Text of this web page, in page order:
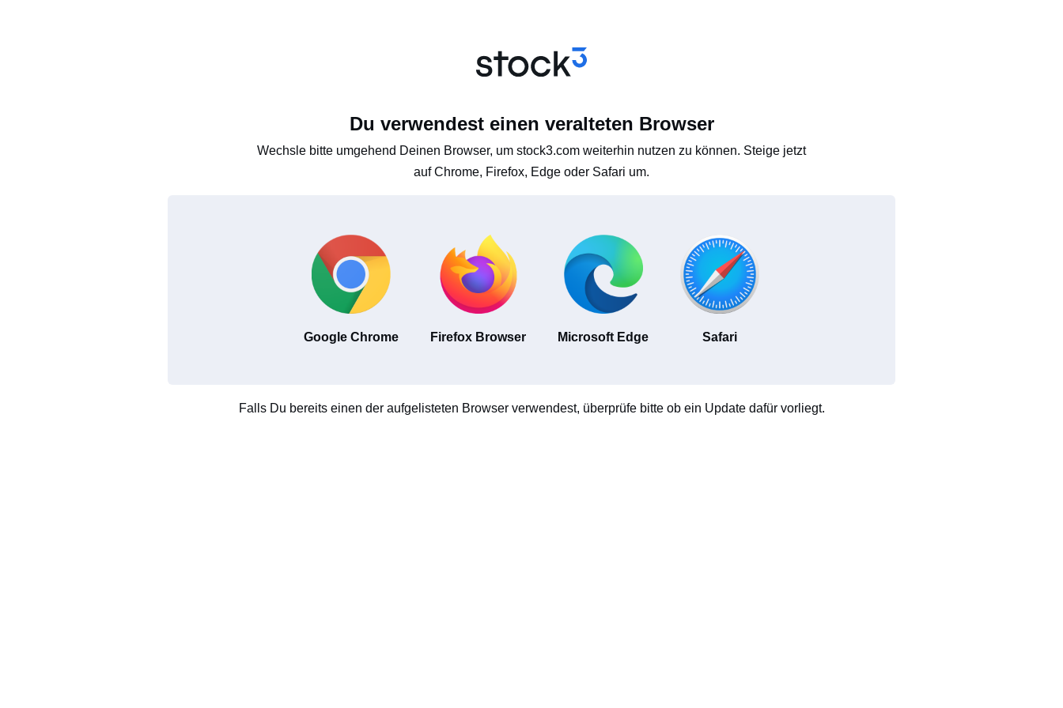
Du verwendest einen veralteten Browser
Wechsle bitte umgehend Deinen Browser, um stock3.com weiterhin nutzen zu können. Steige jetzt
auf Chrome, Firefox, Edge oder Safari um.
Google Chrome Firefox Browser Microsoft Edge Safari
Falls Du bereits einen der aufgelisteten Browser verwendest, überprüfe bitte ob ein Update dafür vorliegt.